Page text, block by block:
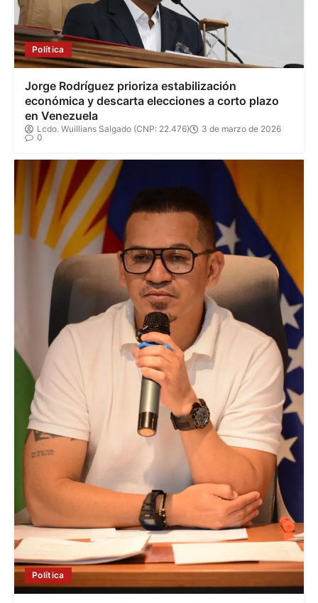
Política
Jorge Rodríguez prioriza estabilización
económica y descarta elecciones a corto plazo
en Venezuela
Lcdo. Wuillians Salgado (CNP: 22.476)
3 de marzo de 2026
0
Política